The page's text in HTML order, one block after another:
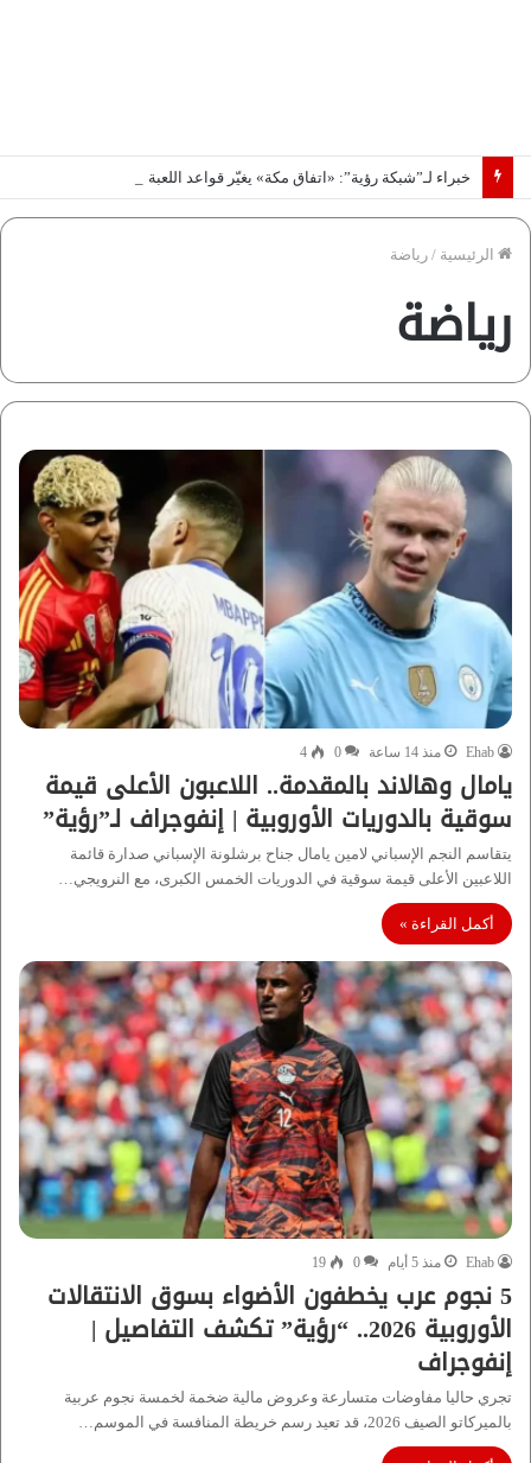
خبراء لـ”شبكة رؤية”: «اتفاق مكة» يغيّر قواعد اللعبة بالشرق الأوسط
الرئيسية / رياضة
رياضة
Ehab منذ 14 ساعة 0
4
يامال وهالاند بالمقدمة.. اللاعبون الأعلى قيمة
سوقية بالدوريات الأوروبية | إنفوجراف لـ”رؤية”
يتقاسم النجم الإسباني لامين يامال جناح برشلونة الإسباني صدارة قائمة
اللاعبين الأعلى قيمة سوقية في الدوريات الخمس الكبرى، مع النرويجي…
أكمل القراءة »
Ehab منذ 5 أيام 0
19
5 نجوم عرب يخطفون الأضواء بسوق الانتقالات
الأوروبية 2026.. “رؤية” تكشف التفاصيل |
إنفوجراف
تجري حاليا مفاوضات متسارعة وعروض مالية ضخمة لخمسة نجوم عربية
بالميركاتو الصيف 2026، قد تعيد رسم خريطة المنافسة في الموسم…